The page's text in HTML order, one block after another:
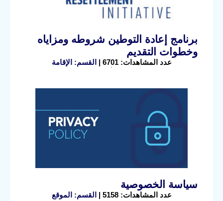
برنامج إعادة التوطين شروطه ومزاياه
وخطوات التقديم
عدد المشاهدات: 6701 | القسم: الإقامة
سياسة الخصوصية
عدد المشاهدات: 5158 | القسم: الموقع